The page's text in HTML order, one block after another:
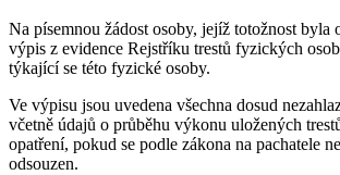
Na písemnou žádost osoby, jejíž totožnost byla
výpis z evidence Rejstříku trestů fyzických
týkající se této fyzické osoby.
Ve výpisu jsou uvedena všechna dosud
včetně údajů o průběhu výkonu uložených
opatření, pokud se podle zákona na pachatele
odsouzen.